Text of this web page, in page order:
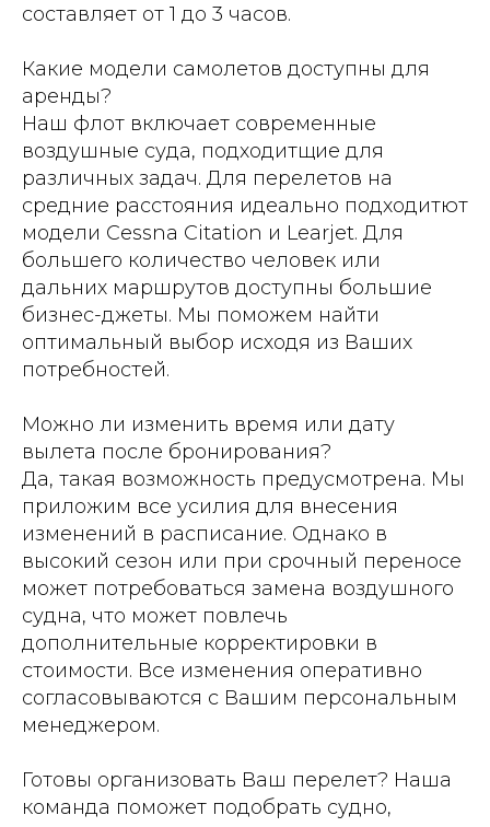
составляет от 1 до 3 часов.
Какие модели самолетов доступны для
аренды?
Наш флот включает современные
воздушные суда, подходитщие для
различных задач. Для перелетов на
средние расстояния идеально подходитют
модели Cessna Citation и Learjet. Для
большего количество человек или
дальних маршрутов доступны большие
бизнес-джеты. Мы поможем найти
оптимальный выбор исходя из Ваших
потребностей.
Можно ли изменить время или дату
вылета после бронирования?
Да, такая возможность предусмотрена. Мы
приложим все усилия для внесения
изменений в расписание. Однако в
высокий сезон или при срочный переносе
может потребоваться замена воздушного
судна, что может повлечь
дополнительные корректировки в
стоимости. Все изменения оперативно
согласовываются с Вашим персональным
менеджером.
Готовы организовать Ваш перелет? Наша
команда поможет подобрать судно,